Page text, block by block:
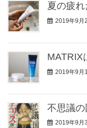
夏の疲
2019年9月
MATRIX
2019年9月
不思議
2019年9月